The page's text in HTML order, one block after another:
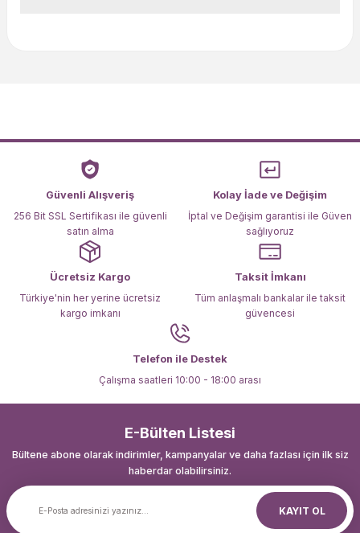
Ürün açıklamasında eksik bilgiler bulunuyor.
Ürün bilgilerinde hatalar bulunuyor.
Ürün fiyatı diğer sitelerden daha pahalı.
Bu ürüne benzer farklı alternatifler olmalı.
Güvenli Alışveriş
256 Bit SSL Sertifikası ile güvenli
satın alma
Kolay İade ve Değişim
İptal ve Değişim garantisi ile Güven
sağlıyoruz
Ücretsiz Kargo
Türkiye'nin her yerine ücretsiz
kargo imkanı
Taksit İmkanı
Tüm anlaşmalı bankalar ile taksit
güvencesi
Telefon ile Destek
Çalışma saatleri 10:00 - 18:00 arası
E-Bülten Listesi
Bültene abone olarak indirimler, kampanyalar ve daha fazlası için ilk siz
haberdar olabilirsiniz.
KAYIT OL